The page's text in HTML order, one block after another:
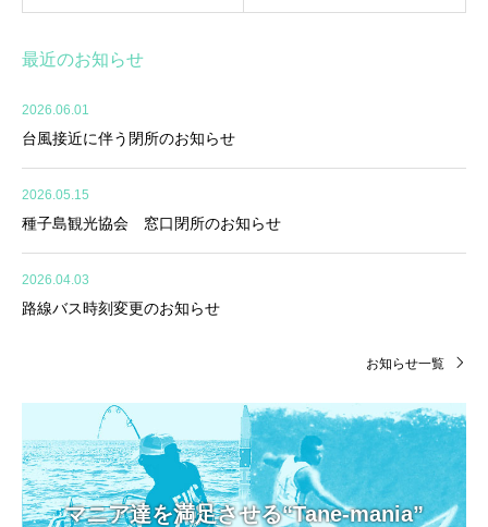
最近のお知らせ
2026.06.01
台風接近に伴う閉所のお知らせ
2026.05.15
種子島観光協会 窓口閉所のお知らせ
2026.04.03
路線バス時刻変更のお知らせ
お知らせ一覧
マニア達を満足させる“Tane-mania”